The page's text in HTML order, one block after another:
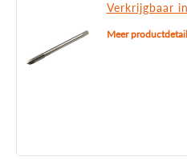
Verkrijgbaar
Meer